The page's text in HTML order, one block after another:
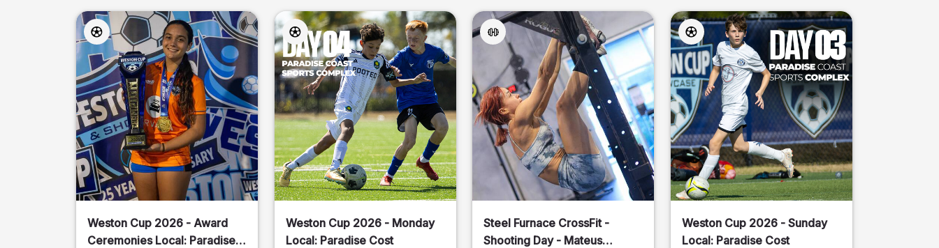
Weston Cup 2026 - Award
Ceremonies Local: Paradise
Weston Cup 2026 - Monday
Local: Paradise Cost
Steel Furnace CrossFit -
Shooting Day - Mateus
Weston Cup 2026 - Sunday
Local: Paradise Cost